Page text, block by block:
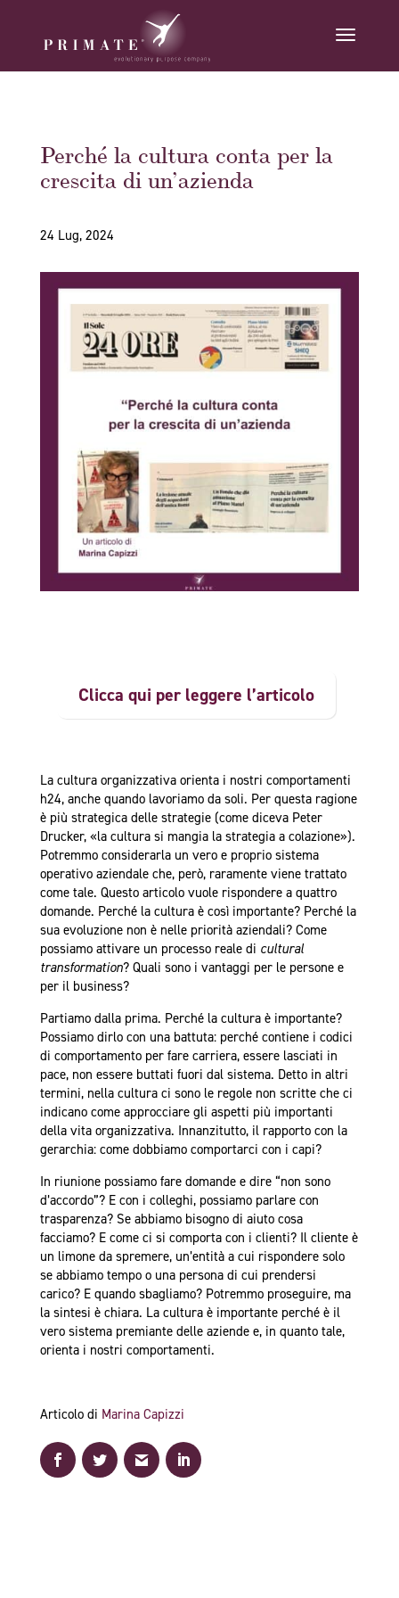
Perché la cultura conta per la
crescita di un’azienda
24 Lug, 2024
Clicca qui per leggere l’articolo
La cultura organizzativa orienta i nostri comportamenti
h24, anche quando lavoriamo da soli. Per questa ragione
è più strategica delle strategie (come diceva Peter
Drucker, «la cultura si mangia la strategia a colazione»).
Potremmo considerarla un vero e proprio sistema
operativo aziendale che, però, raramente viene trattato
come tale. Questo articolo vuole rispondere a quattro
domande. Perché la cultura è così importante? Perché la
sua evoluzione non è nelle priorità aziendali? Come
possiamo attivare un processo reale di cultural
transformation? Quali sono i vantaggi per le persone e
per il business?
Partiamo dalla prima. Perché la cultura è importante?
Possiamo dirlo con una battuta: perché contiene i codici
di comportamento per fare carriera, essere lasciati in
pace, non essere buttati fuori dal sistema. Detto in altri
termini, nella cultura ci sono le regole non scritte che ci
indicano come approcciare gli aspetti più importanti
della vita organizzativa. Innanzitutto, il rapporto con la
gerarchia: come dobbiamo comportarci con i capi?
In riunione possiamo fare domande e dire “non sono
d’accordo”? E con i colleghi, possiamo parlare con
trasparenza? Se abbiamo bisogno di aiuto cosa
facciamo? E come ci si comporta con i clienti? Il cliente è
un limone da spremere, un’entità a cui rispondere solo
se abbiamo tempo o una persona di cui prendersi
carico? E quando sbagliamo? Potremmo proseguire, ma
la sintesi è chiara. La cultura è importante perché è il
vero sistema premiante delle aziende e, in quanto tale,
orienta i nostri comportamenti.
Articolo di Marina Capizzi